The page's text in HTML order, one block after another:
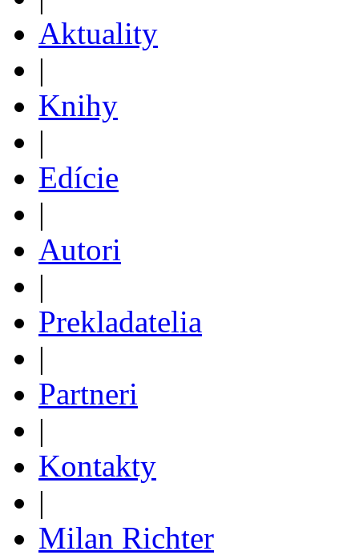
Aktuality
|
Knihy
|
Edície
|
Autori
|
Prekladatelia
|
Partneri
|
Kontakty
|
Milan Richter